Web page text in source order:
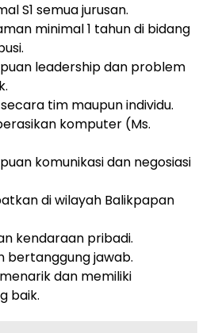
S1 semua jurusan.
minimal 1 tahun di bidang
leadership dan problem
tim maupun individu.
komputer (Ms.
komunikasi dan negosiasi
di wilayah Balikpapan
kendaraan pribadi.
bertanggung jawab.
dan memiliki
baik.